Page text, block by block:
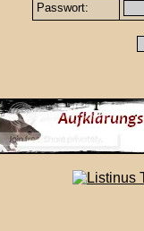
Passwort: